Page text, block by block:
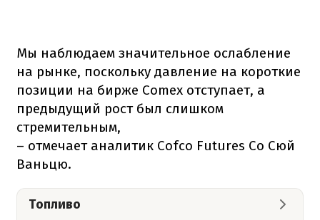
Мы наблюдаем значительное ослабление
на рынке, поскольку давление на короткие
позиции на бирже Comex отступает, а
предыдущий рост был слишком
стремительным,
– отмечает аналитик Cofco Futures Co Сюй
Ваньцю.
Топливо